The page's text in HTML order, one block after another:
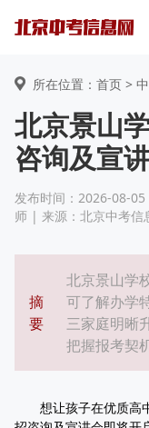
所在位置：首页 >
北京景山
咨询及宣
发布时间：2026-08-
师 | 来源：北京中考信
摘
要
北京景山学
可了解办学
三家庭明晰
把握报考契机
想让孩子在优质高中